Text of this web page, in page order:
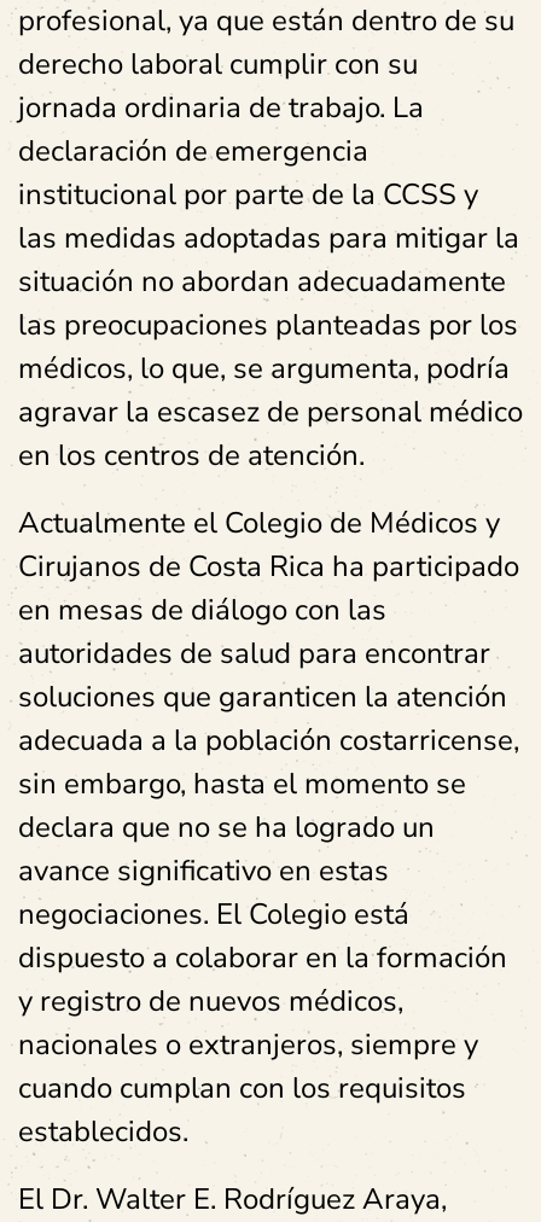
profesional, ya que están dentro de su
derecho laboral cumplir con su
jornada ordinaria de trabajo. La
declaración de emergencia
institucional por parte de la CCSS y
las medidas adoptadas para mitigar la
situación no abordan adecuadamente
las preocupaciones planteadas por los
médicos, lo que, se argumenta, podría
agravar la escasez de personal médico
en los centros de atención.
Actualmente el Colegio de Médicos y
Cirujanos de Costa Rica ha participado
en mesas de diálogo con las
autoridades de salud para encontrar
soluciones que garanticen la atención
adecuada a la población costarricense,
sin embargo, hasta el momento se
declara que no se ha logrado un
avance significativo en estas
negociaciones. El Colegio está
dispuesto a colaborar en la formación
y registro de nuevos médicos,
nacionales o extranjeros, siempre y
cuando cumplan con los requisitos
establecidos.
El Dr. Walter E. Rodríguez Araya,